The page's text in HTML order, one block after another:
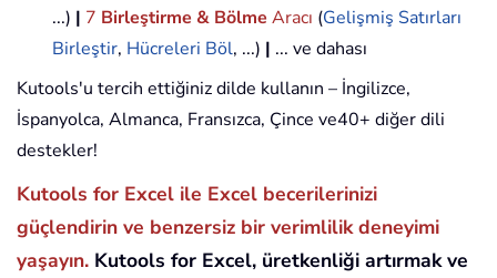
...) | 7 Birleştirme & Bölme Aracı (Gelişmiş Satırları
Birleştir, Hücreleri Böl, ...) | ... ve dahası
Kutools'u tercih ettiğiniz dilde kullanın – İngilizce,
İspanyolca, Almanca, Fransızca, Çince ve40+ diğer dili
destekler!
Kutools for Excel ile Excel becerilerinizi
güçlendirin ve benzersiz bir verimlilik deneyimi
yaşayın. Kutools for Excel, üretkenliği artırmak ve